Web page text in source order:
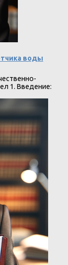
воды
1. Введение: